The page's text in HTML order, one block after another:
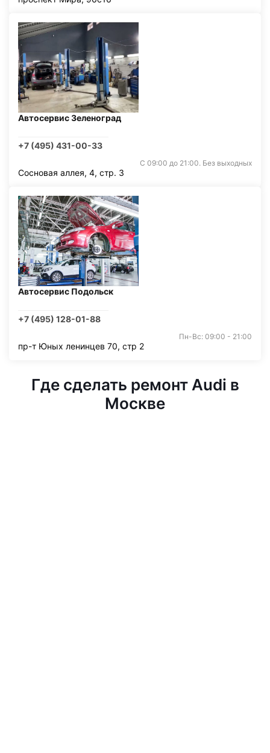
Автосервис Зеленоград
+7 (495) 431-00-33
С 09:00 до 21:00. Без выходных
Сосновая аллея, 4, стр. 3
Автосервис Подольск
+7 (495) 128-01-88
Пн-Вс: 09:00 - 21:00
пр-т Юных ленинцев 70, стр 2
Где сделать ремонт Audi в
Москве